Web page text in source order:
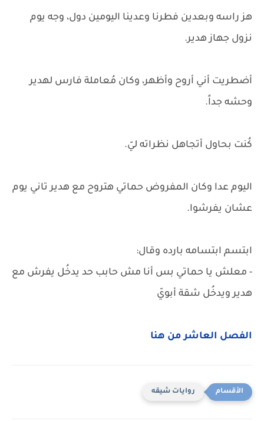
هز راسه وبعدين فطرنا وعدينا اليومين دول، وجه يوم
نزول جهاز هدير.
أضطريت أني أروح وأظهر، وكان مُعاملة فارس لهدير
وحشه جداً.
كُنت بحاول أتجاهل نظراته ليّ.
اليوم عدا وكان المفروض حماتي هتروح مع هدير تاني يوم
عشان يفرشوا.
ابتسم ابتسامه بارده وقال:
- معلش يا حماتي بس أنا مش حابب حد يدخُل يفرش مع
هدير ويدخُل شقة أبويّ
الفصل العاشر من هنا
روايات شيقه